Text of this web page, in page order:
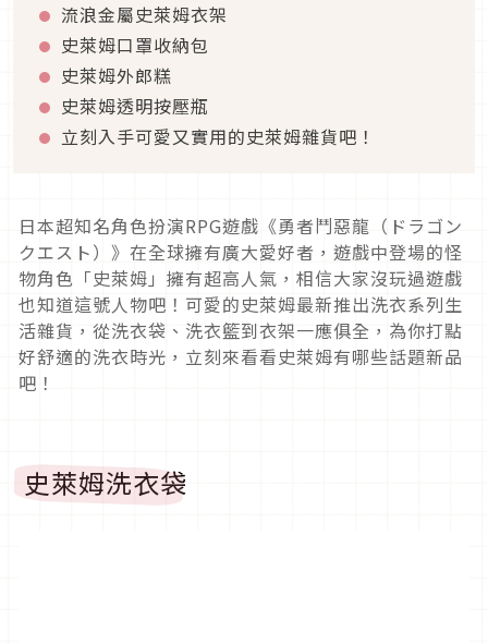
流浪金屬史萊姆衣架
史萊姆口罩收納包
史萊姆外郎糕
史萊姆透明按壓瓶
立刻入手可愛又實用的史萊姆雜貨吧！
日本超知名角色扮演RPG遊戲《勇者鬥惡龍（ドラゴン
クエスト）》在全球擁有廣大愛好者，遊戲中登場的怪
物角色「史萊姆」擁有超高人氣，相信大家沒玩過遊戲
也知道這號人物吧！可愛的史萊姆最新推出洗衣系列生
活雜貨，從洗衣袋、洗衣籃到衣架一應俱全，為你打點
好舒適的洗衣時光，立刻來看看史萊姆有哪些話題新品
吧！
史萊姆洗衣袋